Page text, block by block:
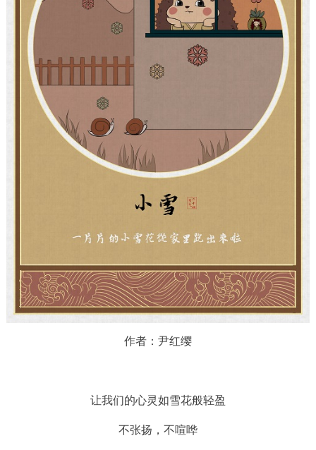
作者：尹红缨
让我们的心灵如雪花般轻盈
不张扬，不喧哗